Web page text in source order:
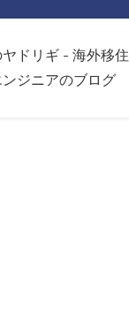
ヤドリギ - 海外移
ジニアのブログ